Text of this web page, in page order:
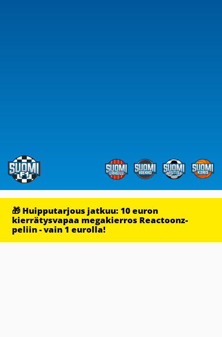
🎁 Huipputarjous jatkuu: 10 euron
kierrätysvapaa megakierros Reactoonz-
peliin - vain 1 eurolla!